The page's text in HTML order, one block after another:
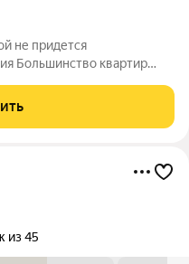
не придется
Большинство квартир
тому, что когда-то
иначе.
из 45